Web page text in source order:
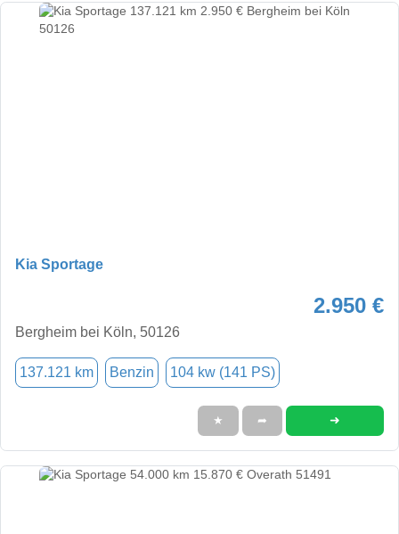
Kia Sportage
2.950 €
Bergheim bei Köln, 50126
137.121 km Benzin 104 kw (141 PS)
★ ➦ ➜